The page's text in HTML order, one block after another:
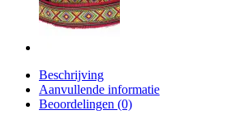
Beschrijving
Aanvullende informatie
Beoordelingen (0)